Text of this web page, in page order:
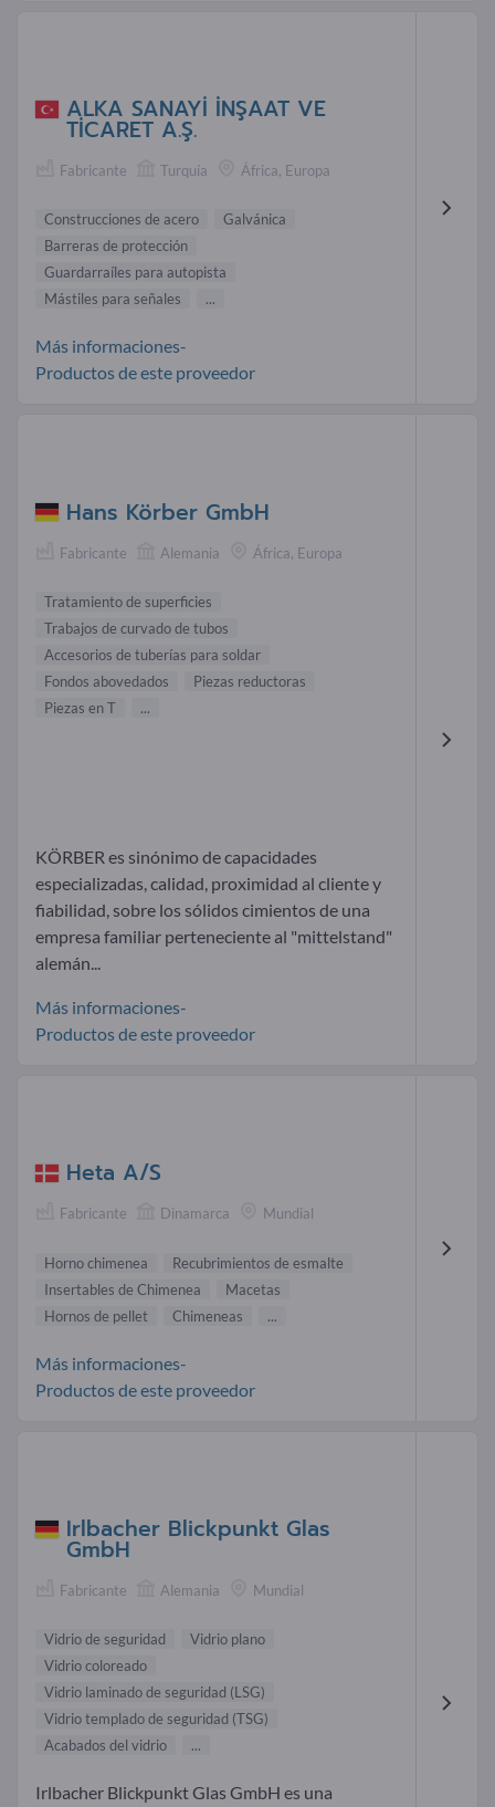
ALKA SANAYİ İNŞAAT VE
TİCARET A.Ş.
Fabricante Turquía África, Europa
Construcciones de acero
Galvánica
Barreras de protección
Guardarraíles para autopista
Mástiles para señales
...
Más informaciones-
Productos de este proveedor
Hans Körber GmbH
Fabricante Alemania África, Europa
Tratamiento de superficies
Trabajos de curvado de tubos
Accesorios de tuberías para soldar
Fondos abovedados
Piezas reductoras
Piezas en T
...
KÖRBER es sinónimo de capacidades
especializadas, calidad, proximidad al cliente y
fiabilidad, sobre los sólidos cimientos de una
empresa familiar perteneciente al "mittelstand"
alemán...
Más informaciones-
Productos de este proveedor
Heta A/S
Fabricante Dinamarca Mundial
Horno chimenea
Recubrimientos de esmalte
Insertables de Chimenea
Macetas
Hornos de pellet
Chimeneas ...
Más informaciones-
Productos de este proveedor
Irlbacher Blickpunkt Glas
GmbH
Fabricante Alemania Mundial
Vidrio de seguridad
Vidrio plano
Vidrio coloreado
Vidrio laminado de seguridad (LSG)
Vidrio templado de seguridad (TSG)
Acabados del vidrio
...
Irlbacher Blickpunkt Glas GmbH es una